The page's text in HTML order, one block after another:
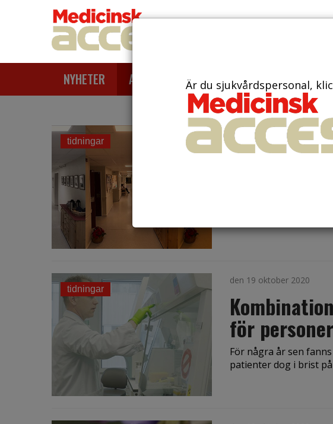
NYHETER ARTIKLAR AKTUELLT TIDNINGAR
tidningar
den 19 oktober 2020
Ljus
tidningar
den 19 oktober 2020
för
För några år sen
patienter dog i brist
Är du sjukvårdspersonal,